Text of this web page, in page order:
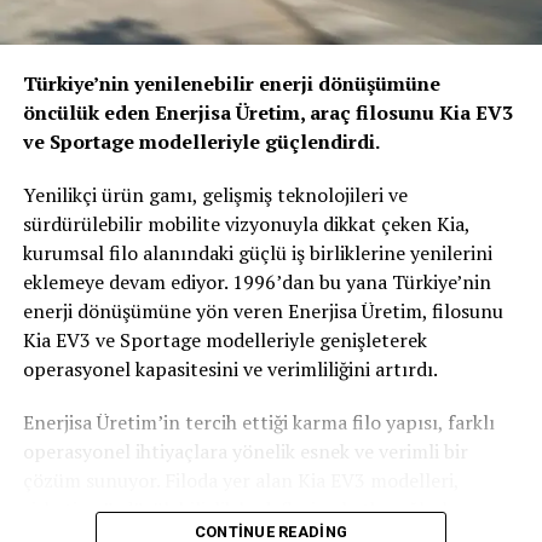
Toplamda 2,.15 milyar euroluk bir yatırıma sahip olan
Toyota Türkiye, 5 binin üzerinde kişiyi istihdam ediyor.
Toyota Türkiye hisselerinin yüzde 90’ı Toyota Motor
Europe NV/SA (TME) şirketine, yüzde 10’u ise Mitsui &
Co., Ltd. şirketine ait.
BENZER İÇERIKLER
Stellantis’te Türkiye’nin Yıldızı Parlıyor
DON'T MISS
ŠKODA, KODIAQ, KAROQ ve SCALA’da Finansman
Kampanyaları Başlattı
Türkiye’nin yenilenebilir enerji dönüşümüne
öncülük eden Enerjisa Üretim, araç filosunu Kia EV3
ve Sportage modelleriyle güçlendirdi.
Yenilikçi ürün gamı, gelişmiş teknolojileri ve
sürdürülebilir mobilite vizyonuyla dikkat çeken Kia,
kurumsal filo alanındaki güçlü iş birliklerine yenilerini
eklemeye devam ediyor. 1996’dan bu yana Türkiye’nin
enerji dönüşümüne yön veren Enerjisa Üretim, filosunu
Kia EV3 ve Sportage modelleriyle genişleterek
operasyonel kapasitesini ve verimliliğini artırdı.
Enerjisa Üretim’in tercih ettiği karma filo yapısı, farklı
operasyonel ihtiyaçlara yönelik esnek ve verimli bir
şirketin sürdürülebilirlik hedeflerine katkı sağlarken;
CONTINUE READING